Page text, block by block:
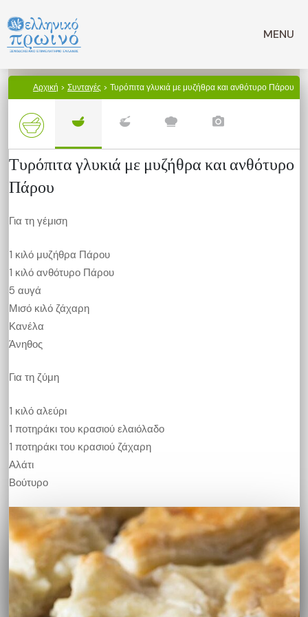
σε
περιεχόμενο
MENU
Αρχική > Συνταγές > Τυρόπιτα γλυκιά με μυζήθρα και ανθότυρο Πάρου
Τυρόπιτα γλυκιά με μυζήθρα και ανθότυρο
Πάρου
Για τη γέμιση
1 κιλό μυζήθρα Πάρου
1 κιλό ανθότυρο Πάρου
5 αυγά
Μισό κιλό ζάχαρη
Κανέλα
Άνηθος
Για τη ζύμη
1 κιλό αλεύρι
1 ποτηράκι του κρασιού ελαιόλαδο
1 ποτηράκι του κρασιού ζάχαρη
Αλάτι
Βούτυρο